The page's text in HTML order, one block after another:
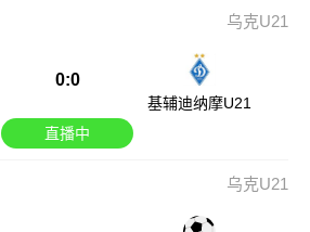
乌克U21
0:0
基辅迪纳摩U21
直播中
乌克U21